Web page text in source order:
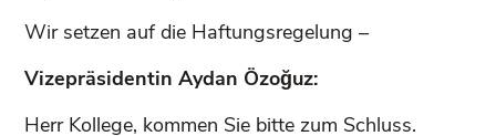
Wir setzen auf die Haftungsregelung –
Vizepräsidentin Aydan Özoğuz:
Herr Kollege, kommen Sie bitte zum Schluss.